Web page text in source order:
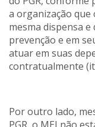
a organização que
mesma dispensa e
prevenção e em
atuar em suas
contratualmente
Por outro lado,